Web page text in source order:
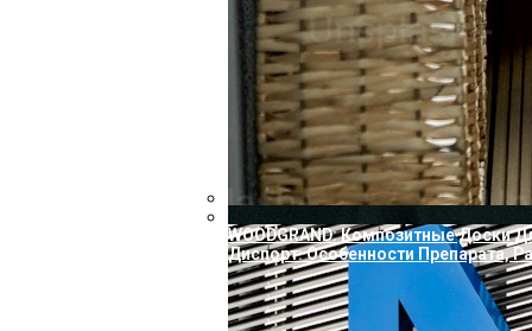
Диспорт: Особенности Препарата,
WOODGRAND: Композитные Доски